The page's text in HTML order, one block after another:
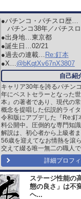
●パチンコ・パチスロ歴…
パチンコ38年／パチス
●出身地… 東京都
●誕生日… 02/21
●過去の連載…
Re:釘本
●X… @bKqtXv67nX3807
キャリア30年を誇るパチン
年にベストセラーとなった
本』の著者であり、現代の
概念を提唱した伝説的ライ
令和版にアプデした『Re:釘
料公開中。圧倒的な専門知
解説は、初心者から上級者
56歳を迎えてなお情熱を滾
交えて綴る唯一無二の職人で
詳細プロフ
ステージ性能の
態の良さ」は不
ヘ...